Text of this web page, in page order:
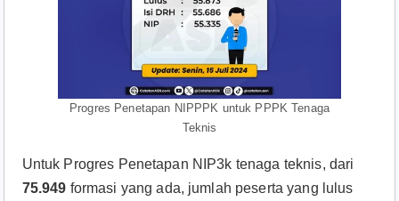
Progres Penetapan NIPPPK untuk PPPK Tenaga
Teknis
Untuk Progres Penetapan NIP3k tenaga teknis, dari
75.949 formasi yang ada, jumlah peserta yang lulus